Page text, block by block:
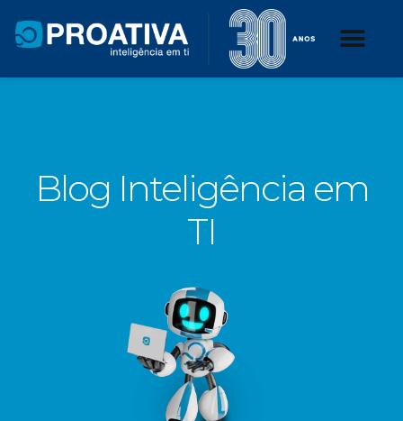
Blog Inteligência em
TI